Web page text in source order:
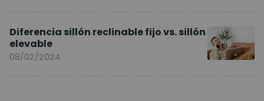
Diferencia sillón reclinable fijo vs. sillón
elevable
08/02/2024